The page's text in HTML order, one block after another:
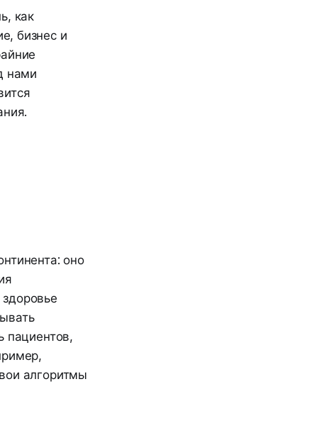
как
бизнес и
нами
оно
пациентов,
алгоритмы